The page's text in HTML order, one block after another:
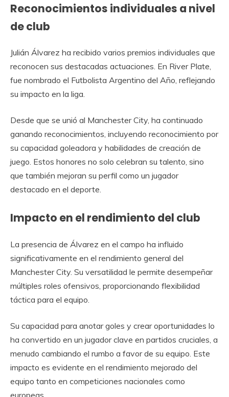
Reconocimientos individuales a nivel
de club
Julián Álvarez ha recibido varios premios individuales que
reconocen sus destacadas actuaciones. En River Plate,
fue nombrado el Futbolista Argentino del Año, reflejando
su impacto en la liga.
Desde que se unió al Manchester City, ha continuado
ganando reconocimientos, incluyendo reconocimiento por
su capacidad goleadora y habilidades de creación de
juego. Estos honores no solo celebran su talento, sino
que también mejoran su perfil como un jugador
destacado en el deporte.
Impacto en el rendimiento del club
La presencia de Álvarez en el campo ha influido
significativamente en el rendimiento general del
Manchester City. Su versatilidad le permite desempeñar
múltiples roles ofensivos, proporcionando flexibilidad
táctica para el equipo.
Su capacidad para anotar goles y crear oportunidades lo
ha convertido en un jugador clave en partidos cruciales, a
menudo cambiando el rumbo a favor de su equipo. Este
impacto es evidente en el rendimiento mejorado del
equipo tanto en competiciones nacionales como